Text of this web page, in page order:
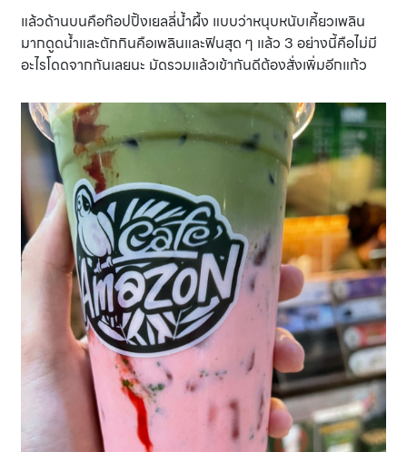
แล้วด้านบนคือท๊อปปิ้งเยลลี่น้ำผึ้ง แบบว่าหนุบหนับเคี้ยวเพลิน
มากดูดน้ำและตักกินคือเพลินและฟินสุด ๆ แล้ว 3 อย่างนี้คือไม่มี
อะไรโดดจากกันเลยนะ มัดรวมแล้วเข้ากันดีต้องสั่งเพิ่มอีกแก้ว